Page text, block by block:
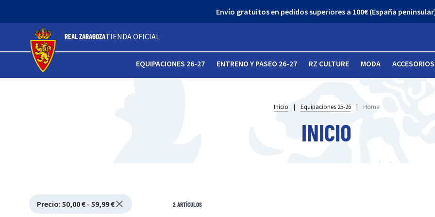
Envío gratuitos en pedidos superiores a 100€ (España
REAL ZARAGOZATIENDA OFICIAL
EQUIPACIONES 26-27 ENTRENO Y PASEO 26-27 RZ CULTURE MODA ACCESORIOS
Inicio | Equipaciones 25-26 | Home
INICIO
Ver filtros
Active filtering
Precio: 50,00 € - 59,99 € 2ARTÍCULOS